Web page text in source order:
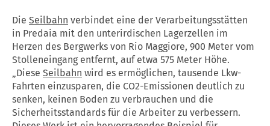
Die Seilbahn verbindet eine der Verarbeitungsstätten
in Predaia mit den unterirdischen Lagerzellen im
Herzen des Bergwerks von Rio Maggiore, 900 Meter vom
Stolleneingang entfernt, auf etwa 575 Meter Höhe.
„Diese Seilbahn wird es ermöglichen, tausende Lkw-
Fahrten einzusparen, die CO2-Emissionen deutlich zu
senken, keinen Boden zu verbrauchen und die
Sicherheitsstandards für die Arbeiter zu verbessern.